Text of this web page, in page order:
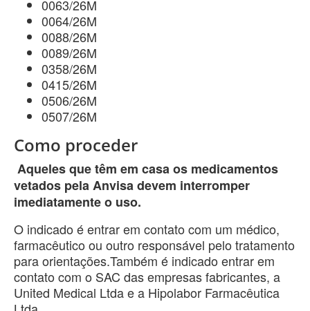
0063/26M
0064/26M
0088/26M
0089/26M
0358/26M
0415/26M
0506/26M
0507/26M
Como proceder
Aqueles que têm em casa os medicamentos
vetados pela Anvisa devem interromper
imediatamente o uso.
O indicado é entrar em contato com um médico,
farmacêutico ou outro responsável pelo tratamento
para orientações.Também é indicado entrar em
contato com o SAC das empresas fabricantes, a
United Medical Ltda e a Hipolabor Farmacêutica